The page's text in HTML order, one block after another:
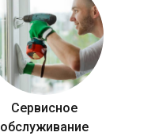
Сервисное
обслуживание